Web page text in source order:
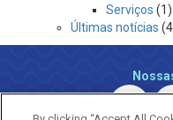
Serviços (1)
Últimas notícias